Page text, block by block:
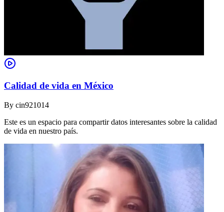
Calidad de vida en México
By cin921014
Este es un espacio para compartir datos interesantes sobre la calidad
de vida en nuestro país.